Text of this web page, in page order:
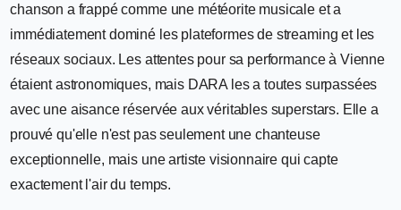
chanson a frappé comme une météorite musicale et a
immédiatement dominé les plateformes de streaming et les
réseaux sociaux. Les attentes pour sa performance à Vienne
étaient astronomiques, mais DARA les a toutes surpassées
avec une aisance réservée aux véritables superstars. Elle a
prouvé qu'elle n'est pas seulement une chanteuse
exceptionnelle, mais une artiste visionnaire qui capte
exactement l'air du temps.